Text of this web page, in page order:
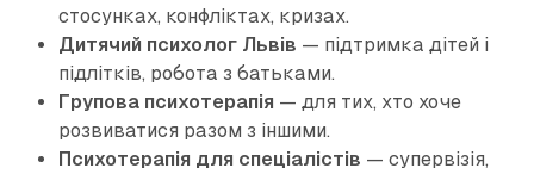
стосунках, конфліктах, кризах.
Дитячий психолог Львів — підтримка дітей і
підлітків, робота з батьками.
Групова психотерапія — для тих, хто хоче
розвиватися разом з іншими.
Психотерапія для спеціалістів — супервізія,